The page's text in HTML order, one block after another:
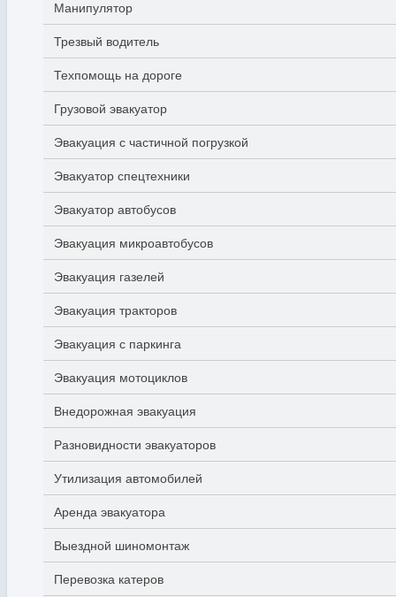
Манипулятор
Трезвый водитель
Техпомощь на дороге
Грузовой эвакуатор
Эвакуация с частичной погрузкой
Эвакуатор спецтехники
Эвакуатор автобусов
Эвакуация микроавтобусов
Эвакуация газелей
Эвакуация тракторов
Эвакуация с паркинга
Эвакуация мотоциклов
Внедорожная эвакуация
Разновидности эвакуаторов
Утилизация автомобилей
Аренда эвакуатора
Выездной шиномонтаж
Перевозка катеров